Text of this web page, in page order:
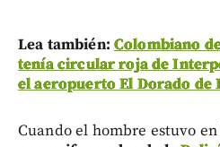
Lea también: Colombiano
tenía circular roja de
el aeropuerto El Dorado de
Cuando el hombre estuvo en